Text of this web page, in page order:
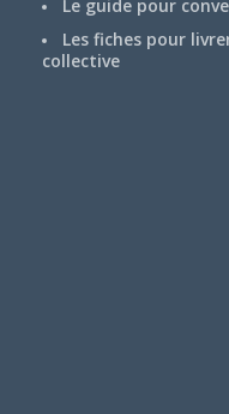
Le guide pour
Les fiches pour
collective